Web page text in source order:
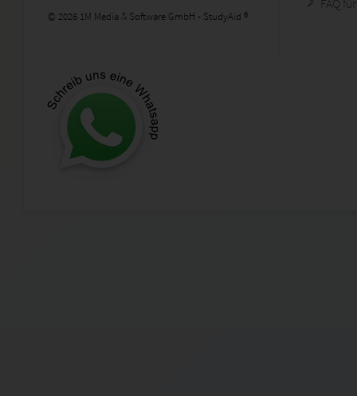
© 2026 1M Media & Software GmbH - StudyAid ®
FAQ